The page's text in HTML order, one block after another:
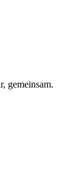
gemeinsam.